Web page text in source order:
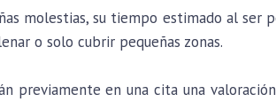
molestias, su tiempo estimado al ser
o solo cubrir pequeñas zonas.
previamente en una cita una